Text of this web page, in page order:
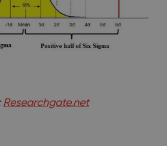
Researchgate.net